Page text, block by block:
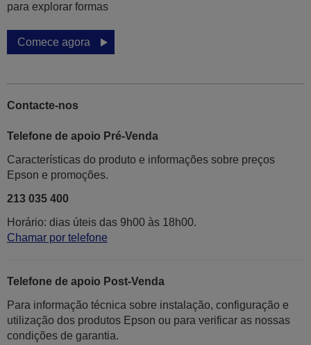
para explorar formas
Comece agora
Contacte-nos
Telefone de apoio Pré-Venda
Características do produto e informações sobre preços
Epson e promoções.
213 035 400
Horário: dias úteis das 9h00 às 18h00.
Chamar por telefone
Telefone de apoio Post-Venda
Para informação técnica sobre instalação, configuração e
utilização dos produtos Epson ou para verificar as nossas
condições de garantia.